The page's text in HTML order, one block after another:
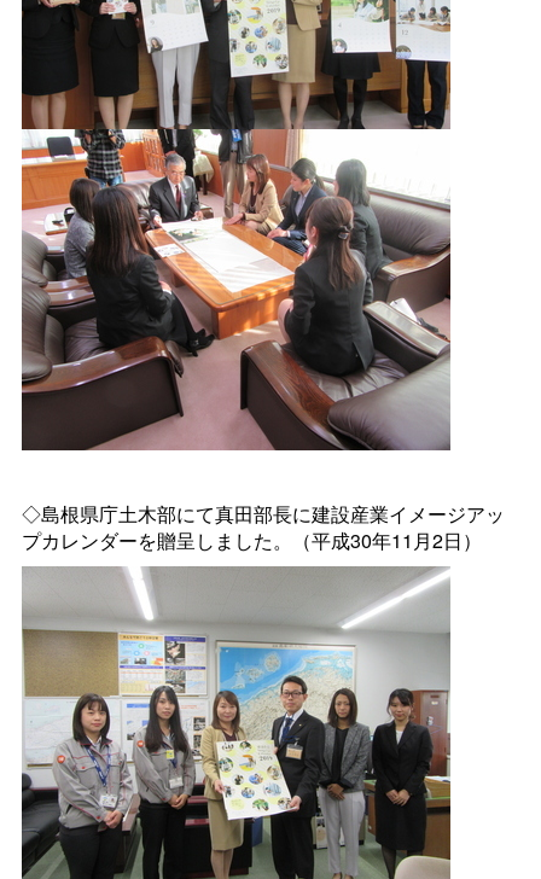
◇島根県庁土木部にて真田部長に建設産業イメージアッ
プカレンダーを贈呈しました。（平成30年11月2日）